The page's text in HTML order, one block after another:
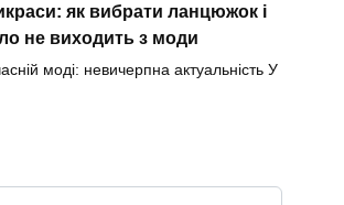
як вибрати ланцюжок і
не виходить з моди
моді: невичерпна актуальність У